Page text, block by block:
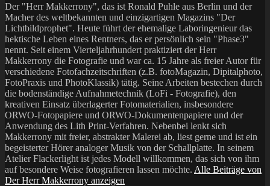
Der "Herr Makkerrony", das ist Ronald Puhle aus Berlin und der
Macher des weltbekannten und einzigartigen Magazins "Der
Lichtbildprophet". Heute führt der ehemalige Laboringenieur das
hektische Leben eines Rentners, das er persönlich sein "Phase3"
nennt. Seit einem Vierteljahrhundert praktiziert der Herr
Makkerrony die Fotografie und war ca. 15 Jahre als freier Autor für
verschiedene Fotofachzeitschriften (z.B. fotoMagazin, Dipitalphoto,
FotoPraxis und PhotoKlassik) tätig. Seine Arbeiten bestechen durch
die bodenständige Aufnahmetechnik (LoFi - Fotografie), den
kreativen Einsatz überlagerter Fotomaterialien, insbesondere
ORWO-Fotopapiere und ORWO-Dokumentenpapiere und der
Anwendung des Lith Print-Verfahren. Nebenbei lenkt sich
Makkerrony mit freier, abstrakter Malerei ab, liest gerne und ist ein
begeisterter Hörer analoger Musik von der Schallplatte. In seinem
Atelier Flackerlight ist jedes Modell willkommen, das sich von ihm
auf besondere Weise fotografieren lassen möchte. Alle Beiträge von
Der Herr Makkerrony anzeigen